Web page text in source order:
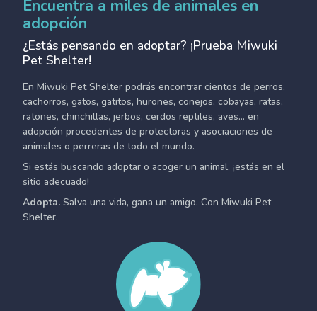
Encuentra a miles de animales en
adopción
¿Estás pensando en adoptar? ¡Prueba Miwuki
Pet Shelter!
En Miwuki Pet Shelter podrás encontrar cientos de perros,
cachorros, gatos, gatitos, hurones, conejos, cobayas, ratas,
ratones, chinchillas, jerbos, cerdos reptiles, aves... en
adopción procedentes de protectoras y asociaciones de
animales o perreras de todo el mundo.
Si estás buscando adoptar o acoger un animal, ¡estás en el
sitio adecuado!
Adopta. Salva una vida, gana un amigo. Con Miwuki Pet
Shelter.